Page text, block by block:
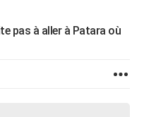
pas à aller à Patara où